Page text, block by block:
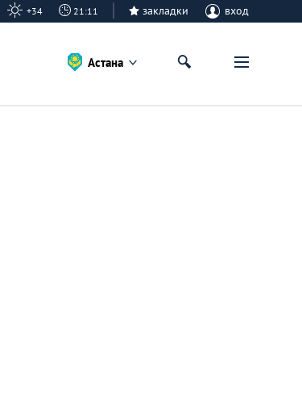
+34 21:11 закладки вход
Астана